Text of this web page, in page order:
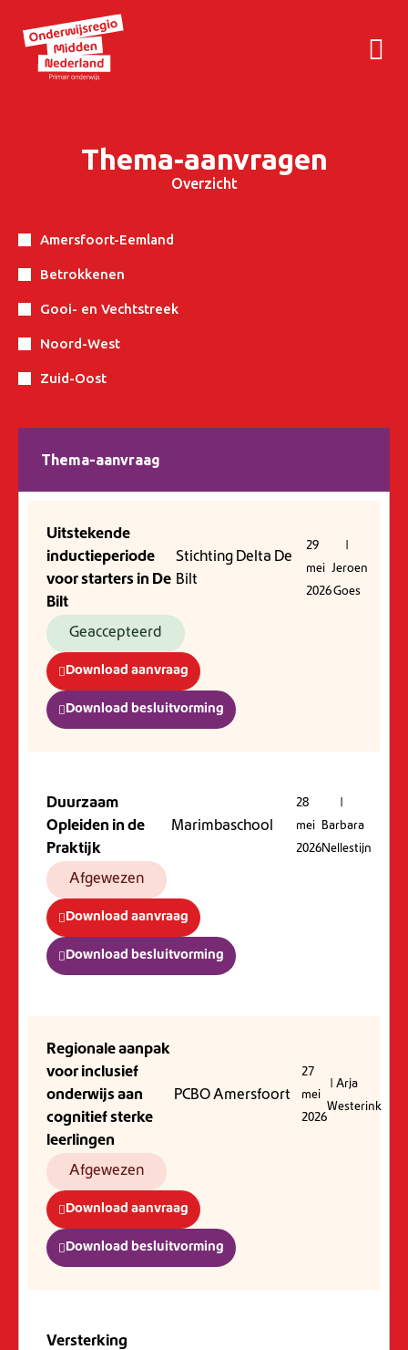
Thema-aanvragen
Overzicht
Amersfoort-Eemland
Betrokkenen
Gooi- en Vechtstreek
Noord-West
Zuid-Oost
Thema-aanvraag
Uitstekende
inductieperiode
voor starters in De
Bilt
Stichting Delta De
Bilt
29
mei
2026
Jeroen
Goes
Geaccepteerd
Download aanvraag
Download besluitvorming
Duurzaam
Opleiden in de
Praktijk
Marimbaschool
28
mei
2026
Barbara
Nellestijn
Afgewezen
Download aanvraag
Download besluitvorming
Regionale aanpak
voor inclusief
onderwijs aan
cognitief sterke
leerlingen
PCBO Amersfoort
27
mei
2026
| Arja
Westerink
Afgewezen
Download aanvraag
Download besluitvorming
Versterking